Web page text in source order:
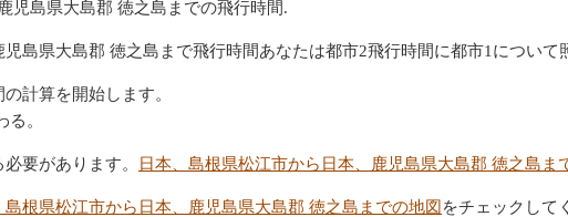
児島県大島郡 徳之島までの飛行時間.
島県大島郡 徳之島まで飛行時間あなたは都市2飛行時間に都市1について
計算を開始します。
る。
要があります。 日本、島根県松江市から日本、鹿児島県大島郡 徳之島ま
島根県松江市から日本、鹿児島県大島郡 徳之島までの地図をチェックして